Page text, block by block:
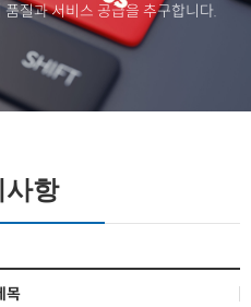
질과 서비스 공급을 추구합니다.
사항
목